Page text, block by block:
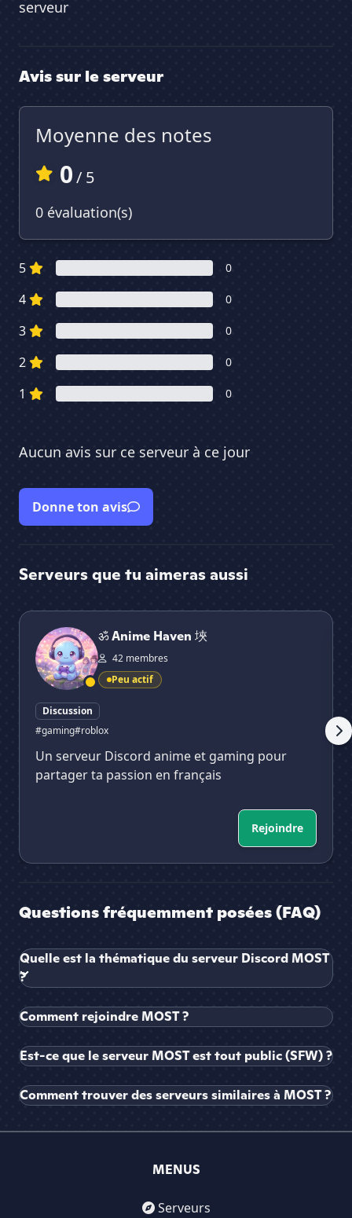
serveur
Avis sur le serveur
Moyenne des notes
0/ 5
0 évaluation(s)
5 0
4 0
3 0
2 0
1 0
Aucun avis sur ce serveur à ce jour
Donne ton avis
Serveurs que tu aimeras aussi
ॐ Anime Haven 埉
ॐ Anime Haven 埉
42 membres
Peu actif
Discussion
#gaming#roblox
Un serveur Discord anime et gaming pour
partager ta passion en français
Rejoindre
Questions fréquemment posées (FAQ)
Quelle est la thématique du serveur Discord MOST
?
Comment rejoindre MOST ?
Est-ce que le serveur MOST est tout public (SFW) ?
Comment trouver des serveurs similaires à MOST ?
MENUS
Serveurs